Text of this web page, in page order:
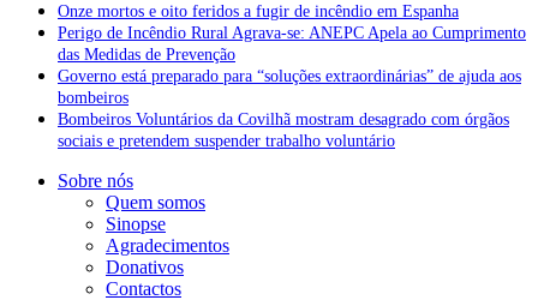
Onze mortos e oito feridos a fugir de incêndio em Espanha
Perigo de Incêndio Rural Agrava-se: ANEPC Apela ao Cumprimento
das Medidas de Prevenção
Governo está preparado para “soluções extraordinárias” de ajuda aos
bombeiros
Bombeiros Voluntários da Covilhã mostram desagrado com órgãos
sociais e pretendem suspender trabalho voluntário
Sobre nós
Quem somos
Sinopse
Agradecimentos
Donativos
Contactos